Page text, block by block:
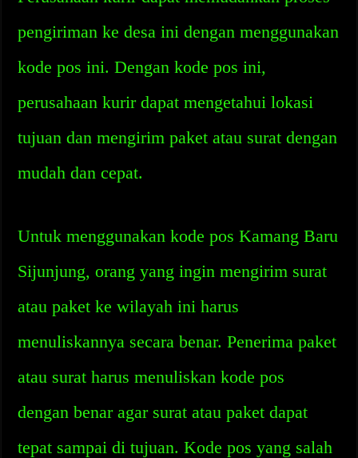
pengiriman ke desa ini dengan menggunakan
kode pos ini. Dengan kode pos ini,
perusahaan kurir dapat mengetahui lokasi
tujuan dan mengirim paket atau surat dengan
mudah dan cepat.
Untuk menggunakan kode pos Kamang Baru
Sijunjung, orang yang ingin mengirim surat
atau paket ke wilayah ini harus
menuliskannya secara benar. Penerima paket
atau surat harus menuliskan kode pos
dengan benar agar surat atau paket dapat
tepat sampai di tujuan. Kode pos yang salah